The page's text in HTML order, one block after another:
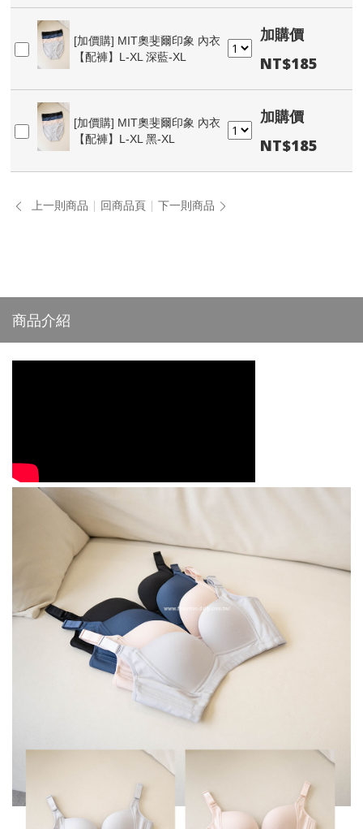
[加價購] MIT奧斐爾印象 內衣
【配褲】L-XL 深藍-XL
加購價
NT$185
[加價購] MIT奧斐爾印象 內衣
【配褲】L-XL 黑-XL
加購價
NT$185
上一則商品 回商品頁 下一則商品
商品介紹